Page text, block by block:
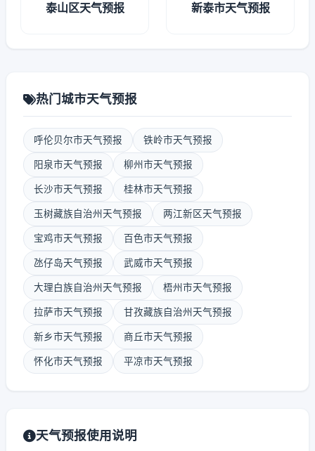
泰山区天气预报 新泰市天气预报
热门城市天气预报
呼伦贝尔市天气预报 铁岭市天气预报
阳泉市天气预报 柳州市天气预报
长沙市天气预报 桂林市天气预报
玉树藏族自治州天气预报 两江新区天气预报
宝鸡市天气预报 百色市天气预报
氹仔岛天气预报 武威市天气预报
大理白族自治州天气预报 梧州市天气预报
拉萨市天气预报 甘孜藏族自治州天气预报
新乡市天气预报 商丘市天气预报
怀化市天气预报 平凉市天气预报
天气预报使用说明